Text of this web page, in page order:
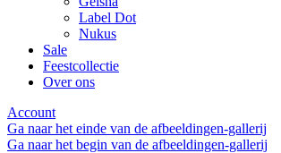
Label Dot
Nukus
Sale
Feestcollectie
Over ons
Account
Ga naar het einde van de afbeeldingen-gallerij
Ga naar het begin van de afbeeldingen-gallerij